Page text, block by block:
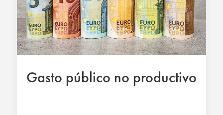
Gasto público no productivo